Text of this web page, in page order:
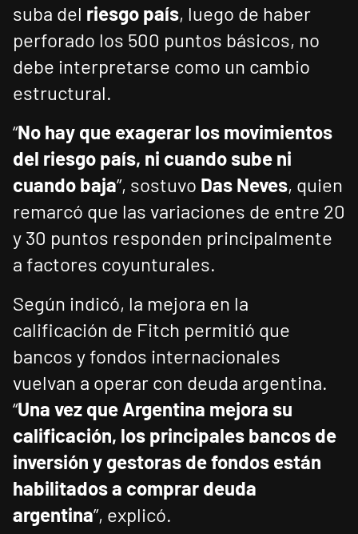
suba del riesgo país, luego de haber
perforado los 500 puntos básicos, no
debe interpretarse como un cambio
estructural.
“No hay que exagerar los movimientos
del riesgo país, ni cuando sube ni
cuando baja”, sostuvo Das Neves, quien
remarcó que las variaciones de entre 20
y 30 puntos responden principalmente
a factores coyunturales.
Según indicó, la mejora en la
calificación de Fitch permitió que
bancos y fondos internacionales
vuelvan a operar con deuda argentina.
“Una vez que Argentina mejora su
calificación, los principales bancos de
inversión y gestoras de fondos están
habilitados a comprar deuda
argentina”, explicó.